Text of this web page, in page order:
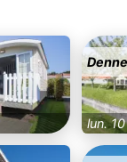
lun.